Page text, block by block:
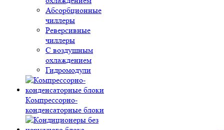
Абсорбционные
чиллеры
Реверсивные
чиллеры
С воздушным
охлаждением
Гидромодули
Компрессорно-
конденсаторные блоки